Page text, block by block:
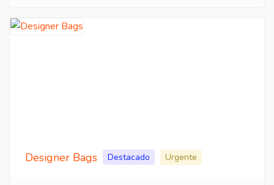
Designer Bags Destacado Urgente